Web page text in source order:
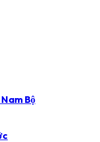
Bộ